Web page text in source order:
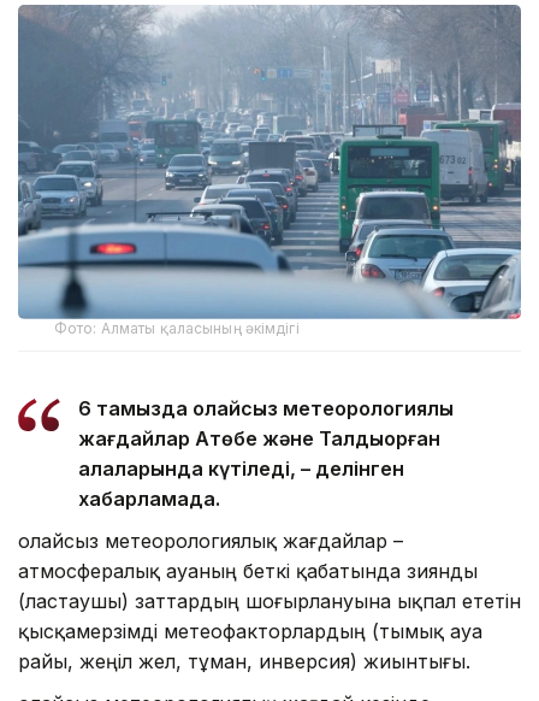
Фото: Алматы қаласының әкімдігі
6 тамызда қолайсыз метеорологиялық
жағдайлар Ақтөбе және Талдықорған
қалаларында күтіледі, – делінген
хабарламада.
Қолайсыз метеорологиялық жағдайлар –
атмосфералық ауаның беткі қабатында зиянды
(ластаушы) заттардың шоғырлануына ықпал ететін
қысқамерзімді метеофакторлардың (тымық ауа
райы, жеңіл жел, тұман, инверсия) жиынтығы.